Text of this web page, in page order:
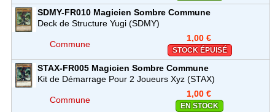
SDMY-FR010 Magicien Sombre Commune
Deck de Structure Yugi (SDMY)
Commune
1,00 €
STOCK ÉPUISÉ
STAX-FR005 Magicien Sombre Commune
Kit de Démarrage Pour 2 Joueurs Xyz (STAX)
Commune
1,00 €
EN STOCK